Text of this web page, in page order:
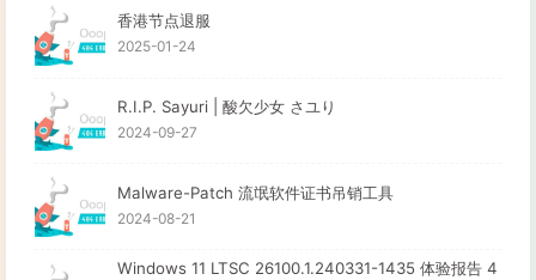
香港节点退服
2025-01-24
R.I.P. Sayuri | 酸欠少女 さユり
2024-09-27
Malware-Patch 流氓软件证书吊销工具
2024-08-21
Windows 11 LTSC 26100.1.240331-1435 体验报告 4